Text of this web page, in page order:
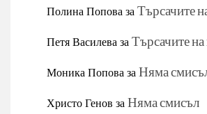
Полина ПоповазаТърсачите
Петя ВасилевазаТърсачите на
Моника ПоповазаНяма
Христо ГеновзаНяма смисъл